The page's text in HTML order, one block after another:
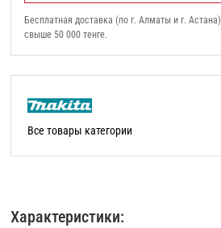
Характеристики:
Бесплатная доставка (по г. Алматы и г.
свыше 50 000 тенге.
Все товары категории